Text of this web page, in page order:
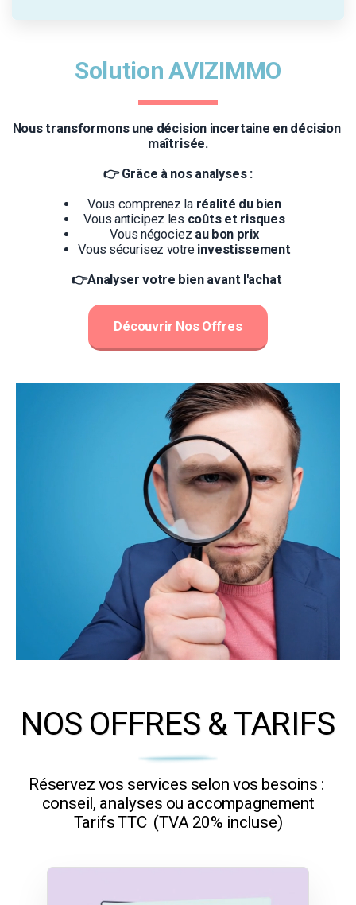
Solution AVIZIMMO
Nous transformons une décision incertaine en décision
maîtrisée.
👉 Grâce à nos analyses :
Vous comprenez la réalité du bien
Vous anticipez les coûts et risques
Vous négociez au bon prix
Vous sécurisez votre investissement
👉Analyser votre bien avant l'achat
Découvrir Nos Offres
NOS OFFRES & TARIFS
Réservez vos services selon vos besoins :
conseil, analyses ou accompagnement
Tarifs TTC  (TVA 20% incluse)